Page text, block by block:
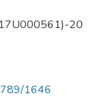
20
1646